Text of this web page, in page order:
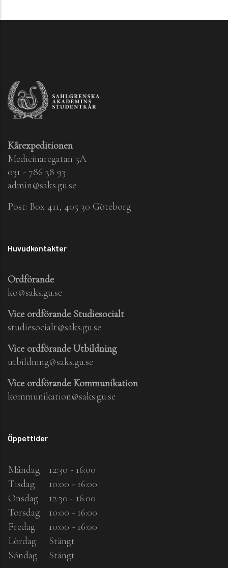
Kårexpeditionen
Medicinaregatan 5A
031 - 786 38 93
admin@saks.gu.se
Post: Box 411, 405 30 Göteborg
Huvudkontakter
Ordförande
ko@saks.gu.se
Vice ordförande Studiesocialt
studiesocialt@saks.gu.se
Vice ordförande Utbildning
utbildning@saks.gu.se
Vice ordförande Kommunikation
kommunikation@saks.gu.se
Öppettider
Måndag
12:30 - 16:00
Tisdag
10:00 - 16:00
Onsdag
12:30 - 16:00
Torsdag
10:00 - 16:00
Fredag
10:00 - 16:00
Lördag
Stängt
Söndag
Stängt